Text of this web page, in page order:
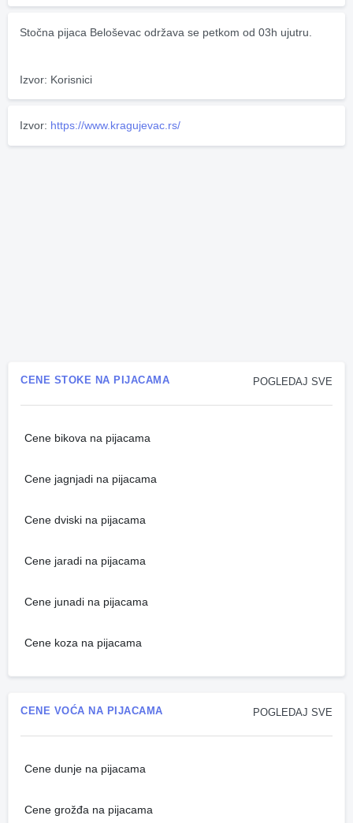
Stočna pijaca Beloševac održava se petkom od 03h ujutru.
Izvor: Korisnici
Izvor: https://www.kragujevac.rs/
POGLEDAJ SVE
CENE STOKE NA PIJACAMA
Cene bikova na pijacama
Cene jagnjadi na pijacama
Cene dviski na pijacama
Cene jaradi na pijacama
Cene junadi na pijacama
Cene koza na pijacama
POGLEDAJ SVE
CENE VOĆA NA PIJACAMA
Cene dunje na pijacama
Cene grožđa na pijacama